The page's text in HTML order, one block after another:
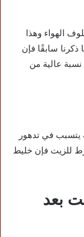
الهواء وهذا
سابقًا فإن
نسبة عالية من
يتسبب في تدهور
للزيت فإن خليط
بعد